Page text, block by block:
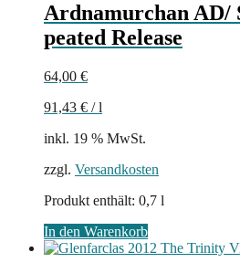
Ardnamurchan AD/
peated Release
64,00 €
91,43 € /l
inkl. 19 % MwSt.
zzgl. Versandkosten
Produkt enthält: 0,7 l
In den Warenkorb